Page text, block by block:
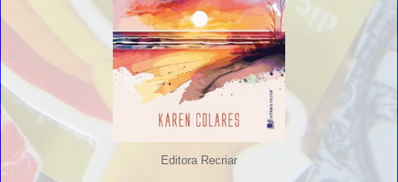
Editora Recriar